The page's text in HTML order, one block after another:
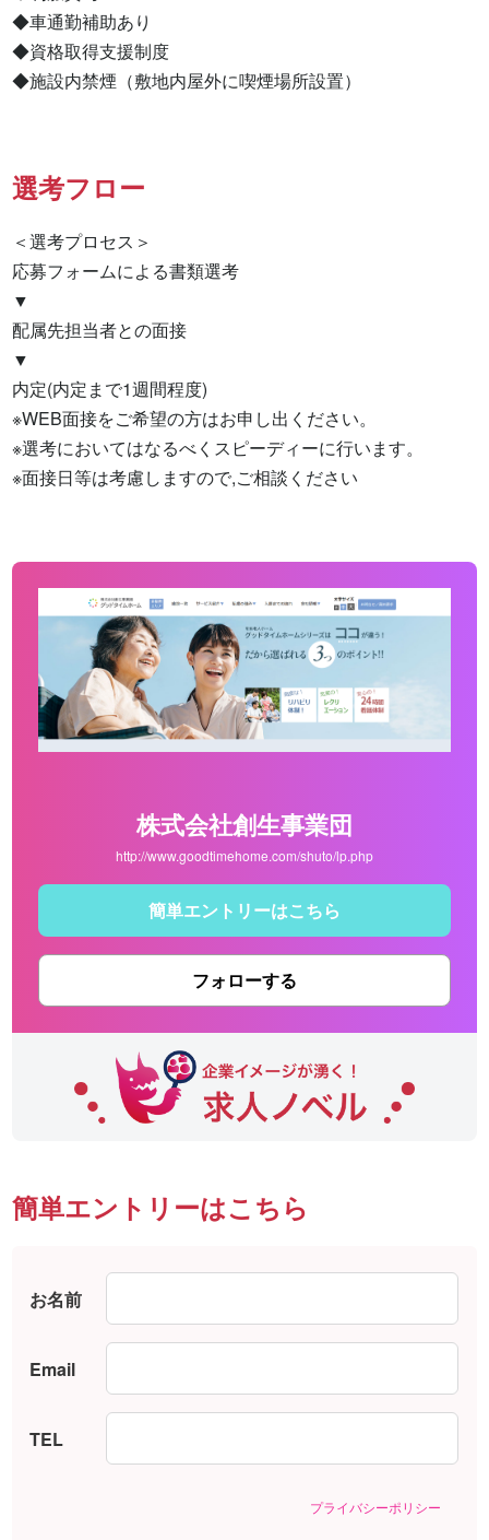
◆車通勤補助あり
◆資格取得支援制度
◆施設内禁煙（敷地内屋外に喫煙場所設置）
選考フロー
＜選考プロセス＞
応募フォームによる書類選考
▼
配属先担当者との面接
▼
内定(内定まで1週間程度)
※WEB面接をご希望の方はお申し出ください。
※選考においてはなるべくスピーディーに行います。
※面接日等は考慮しますので,ご相談ください
株式会社創生事業団
http://www.goodtimehome.com/shuto/lp.php
簡単エントリーはこちら
フォローする
簡単エントリーはこちら
お名前
Email
TEL
プライバシーポリシー